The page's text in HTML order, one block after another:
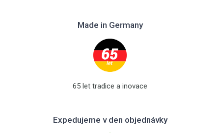
Made in Germany
65 let tradice a inovace
Expedujeme v den objednávky